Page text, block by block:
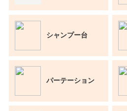
シャンプー台
パーテーション